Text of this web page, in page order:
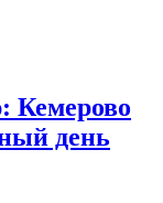
Кемерово
день